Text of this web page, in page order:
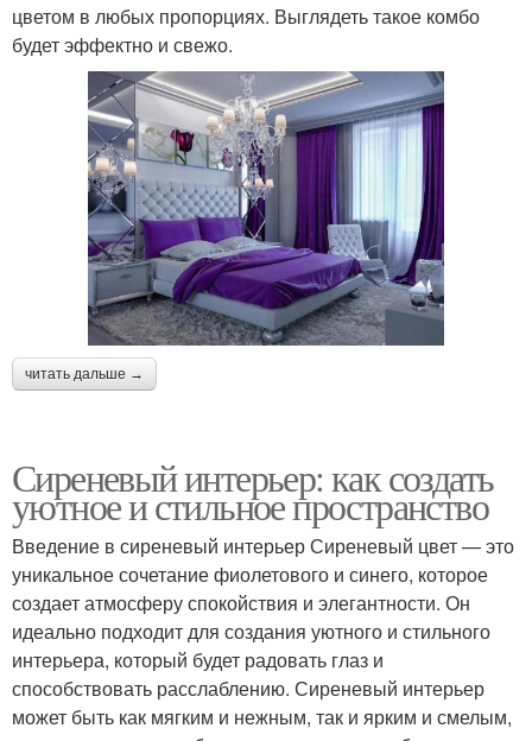
цветом в любых пропорциях. Выглядеть такое комбо
будет эффектно и свежо.
читать дальше →
Сиреневый интерьер: как создать
уютное и стильное пространство
Введение в сиреневый интерьер Сиреневый цвет — это
уникальное сочетание фиолетового и синего, которое
создает атмосферу спокойствия и элегантности. Он
идеально подходит для создания уютного и стильного
интерьера, который будет радовать глаз и
способствовать расслаблению. Сиреневый интерьер
может быть как мягким и нежным, так и ярким и смелым,